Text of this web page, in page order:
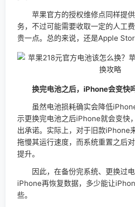
苹果官方的授权维修点同样提供
务，不过可能需要收取一定的人工
贵一点。总的来说，还是Apple
换完电池之后，iPhone会变快
虽然电池损耗确实会降低
示更换完电池之后iPhone就会变快
出承诺。实际上，对于旧款iPhone
拖慢其运行速度，而系统重置之后
提升。
因此，在备份完系统、更换过电
iPhone再恢复数据，多少能让
些。